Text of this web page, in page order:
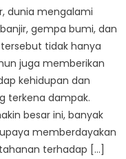
dalam
Darurat
dunia mengalami
gempa bumi, dan
tidak hanya
juga memberikan
kehidupan dan
terkena dampak.
besar ini, banyak
memberdayakan
terhadap […]